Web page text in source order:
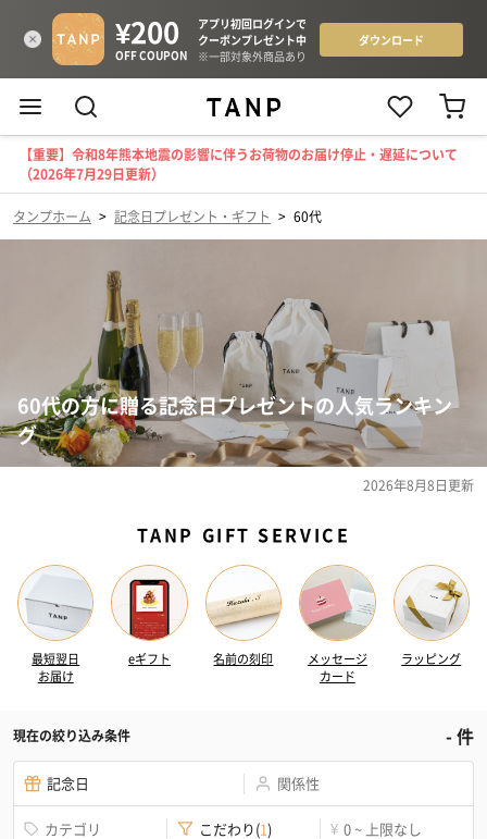
【重要】令和8年熊本地震の影響に伴うお荷物のお届け停止・遅延について
（2026年7月29日更新）
タンプホーム > 記念日プレゼント・ギフト > 60代
60代の方に贈る記念日プレゼントの人気ランキン
グ
2026年8月8日更新
TANP GIFT SERVICE
最短翌日
お届け
eギフト 名前の刻印
メッセージ
カード
ラッピング
現在の絞り込み条件 -件
記念日 関係性
カテゴリ こだわり(1) ¥ 0 ~ 上限なし